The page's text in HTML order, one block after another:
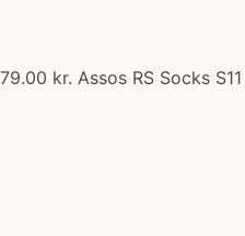
kr. Assos RS Socks